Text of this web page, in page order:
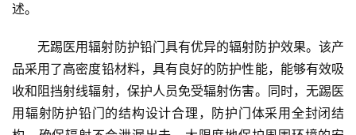
述。
无踢医用辐射防护铅门具有优异的辐射防护效果。该产
品采用了高密度铅材料，具有良好的防护性能，能够有效吸
收和阻挡射线辐射，保护人员免受辐射伤害。同时，无踢医
用辐射防护铅门的结构设计合理，防护门体采用全封闭结